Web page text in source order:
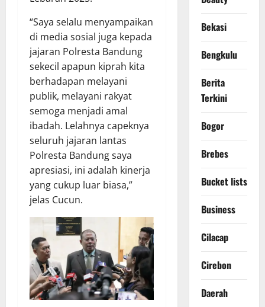
“Saya selalu menyampaikan
di media sosial juga kepada
jajaran Polresta Bandung
sekecil apapun kiprah kita
berhadapan melayani
publik, melayani rakyat
semoga menjadi amal
ibadah. Lelahnya capeknya
seluruh jajaran lantas
Polresta Bandung saya
apresiasi, ini adalah kinerja
yang cukup luar biasa,”
jelas Cucun.
Bekasi
Bengkulu
Berita
Terkini
Bogor
Brebes
Bucket lists
Business
Cilacap
Cirebon
Daerah